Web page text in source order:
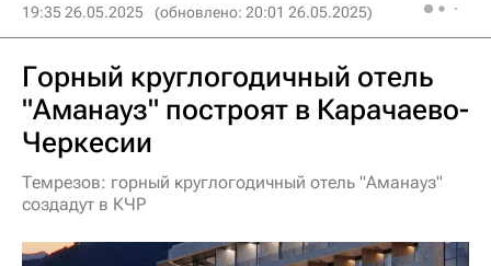
19:35 26.05.2025 (обновлено: 20:01 26.05.2025)
Горный круглогодичный отель
"Аманауз" построят в Карачаево-
Черкесии
Темрезов: горный круглогодичный отель "Аманауз"
создадут в КЧР